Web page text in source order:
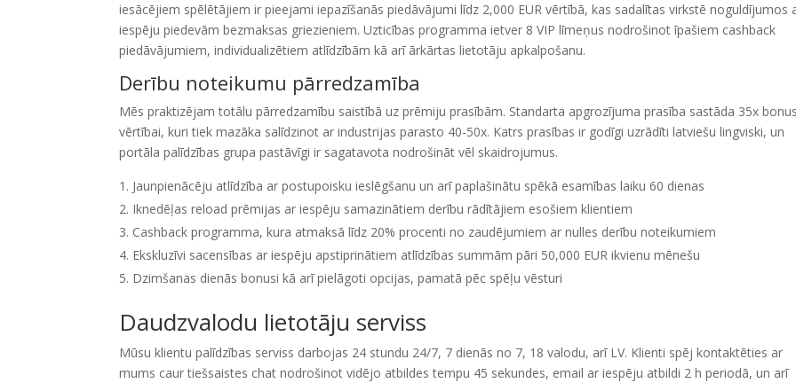
iesācējiem spēlētājiem ir pieejami iepazīšanās piedāvājumi līdz 2,000 EUR vērtībā, kas sadalītas virkstē noguldījumos
iespēju piedevām bezmaksas griezieniem. Uzticības programma ietver 8 VIP līmeņus nodrošinot īpašiem cashback
piedāvājumiem, individualizētiem atlīdzībām kā arī ārkārtas lietotāju apkalpošanu.
Derību noteikumu pārredzamība
Mēs praktizējam totālu pārredzamību saistībā uz prēmiju prasībām. Standarta apgrozījuma prasība sastāda 35x
vērtībai, kuri tiek mazāka salīdzinot ar industrijas parasto 40-50x. Katrs prasības ir godīgi uzrādīti latviešu lingviski, un
portāla palīdzības grupa pastāvīgi ir sagatavota nodrošināt vēl skaidrojumus.
Jaunpienācēju atlīdzība ar postupoisku ieslēgšanu un arī paplašinātu spēkā esamības laiku 60 dienas
Iknedēļas reload prēmijas ar iespēju samazinātiem derību rādītājiem esošiem klientiem
Cashback programma, kura atmaksā līdz 20% procenti no zaudējumiem ar nulles derību noteikumiem
Ekskluzīvi sacensības ar iespēju apstiprinātiem atlīdzības summām pāri 50,000 EUR ikvienu mēnešu
Dzimšanas dienās bonusi kā arī pielāgoti opcijas, pamatā pēc spēļu vēsturi
Daudzvalodu lietotāju serviss
Mūsu klientu palīdzības serviss darbojas 24 stundu 24/7, 7 dienās no 7, 18 valodu, arī LV. Klienti spēj kontaktēties ar
mums caur tiešsaistes chat nodrošinot vidējo atbildes tempu 45 sekundes, email ar iespēju atbildi 2 h periodā, un arī